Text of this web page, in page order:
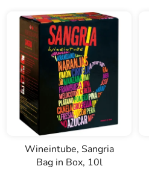
Wineintube, Sangria
Bag in Box, 10l